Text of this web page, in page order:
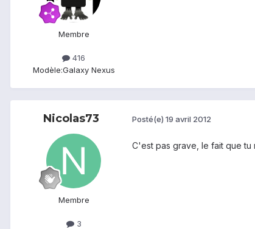
Membre
416
Modèle:Galaxy Nexus
Nicolas73
Membre
3
Posté(e) 19 avril 2012
C'est pas grave, le fait que